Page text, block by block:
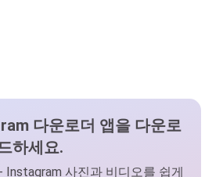
다운로더 앱을 다운로
하세요.
Instagram 사진과 비디오를 쉽게